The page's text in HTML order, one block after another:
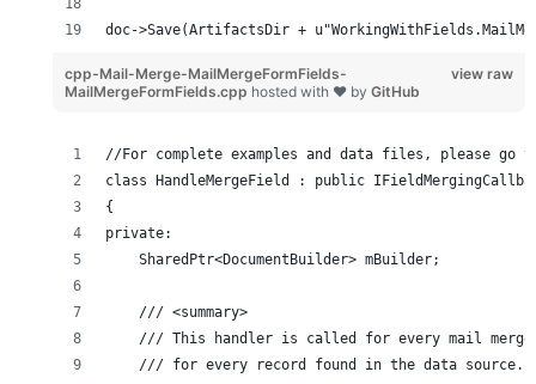
doc->Save(ArtifactsDir +
view raw
cpp-Mail-Merge-MailMergeFormFields-
MailMergeFormFields.cpp hosted with ❤ by GitHub
//For complete examples and data files, please go
class HandleMergeField : public
{
private:
    SharedPtr<DocumentBuilder> mBuilder;
    /// <summary>
/// This handler is called for every mail
    /// for every record found in the data source.